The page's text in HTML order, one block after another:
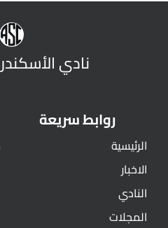
نادي
روابط سريعة
الرئيسية
الاخبار
النادي
المجلات